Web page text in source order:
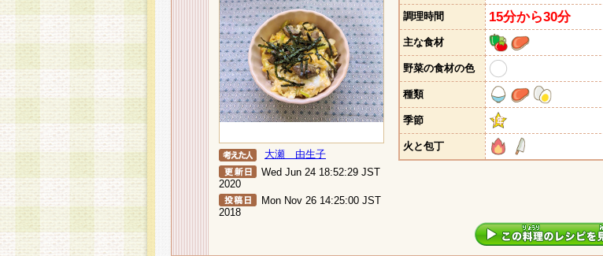
大瀬 由生子
Wed Jun 24 18:52:29 JST
2020
Mon Nov 26 14:25:00 JST
2018
調理時間 15分から30分
主な食材
野菜の食材の色
種類
季節
火と包丁